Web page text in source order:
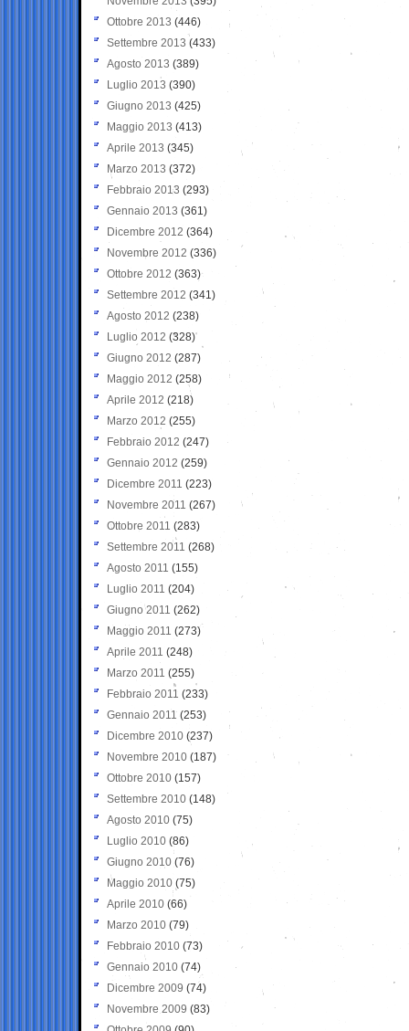
Ottobre 2013 (446)
Settembre 2013 (433)
Agosto 2013 (389)
Luglio 2013 (390)
Giugno 2013 (425)
Maggio 2013 (413)
Aprile 2013 (345)
Marzo 2013 (372)
Febbraio 2013 (293)
Gennaio 2013 (361)
Dicembre 2012 (364)
Novembre 2012 (336)
Ottobre 2012 (363)
Settembre 2012 (341)
Agosto 2012 (238)
Luglio 2012 (328)
Giugno 2012 (287)
Maggio 2012 (258)
Aprile 2012 (218)
Marzo 2012 (255)
Febbraio 2012 (247)
Gennaio 2012 (259)
Dicembre 2011 (223)
Novembre 2011 (267)
Ottobre 2011 (283)
Settembre 2011 (268)
Agosto 2011 (155)
Luglio 2011 (204)
Giugno 2011 (262)
Maggio 2011 (273)
Aprile 2011 (248)
Marzo 2011 (255)
Febbraio 2011 (233)
Gennaio 2011 (253)
Dicembre 2010 (237)
Novembre 2010 (187)
Ottobre 2010 (157)
Settembre 2010 (148)
Agosto 2010 (75)
Luglio 2010 (86)
Giugno 2010 (76)
Maggio 2010 (75)
Aprile 2010 (66)
Marzo 2010 (79)
Febbraio 2010 (73)
Gennaio 2010 (74)
Dicembre 2009 (74)
Novembre 2009 (83)